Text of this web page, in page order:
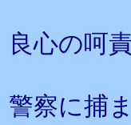
良心の呵
警察に捕